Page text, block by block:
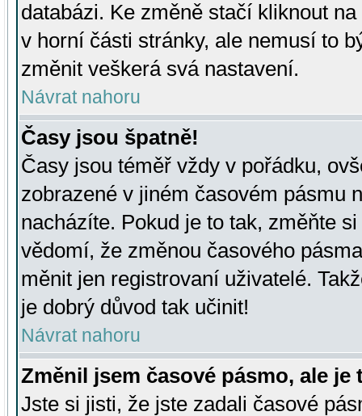
databázi. Ke změně stačí kliknout
v horní části stránky, ale nemusí to
změnit veškerá svá nastavení.
Návrat nahoru
Časy jsou špatně!
Časy jsou téměř vždy v pořádku,
zobrazené v jiném časovém pásmu
nacházíte. Pokud je to tak, změňte
vědomí, že změnou časového
měnit jen registrovaní uživatelé.
je dobrý důvod tak učinit!
Návrat nahoru
Změnil jsem časové pásmo, ale je
Jste si jisti, že jste zadali časové